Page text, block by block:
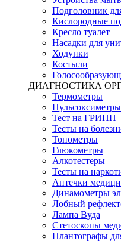
Подголовник
Кислородные
Кресло туалет
Насадки для
Ходунки
Костыли
ДИАГНОСТИКА
Термометры
Пульсоксиметры
Тест на ГРИПП
Тесты на
Тонометры
Глюкометры
Алкотестеры
Тесты на
Аптечки
Динамометры
Лобный
Лампа Вуда
Стетоскопы
Плантографы